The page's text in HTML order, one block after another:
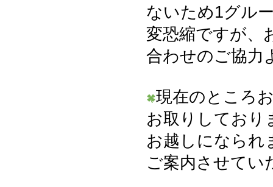
ないため1グル
変恐縮ですが、
合わせのご協力
現在のところ
お取りしており
お越しになられ
ご案内させてい